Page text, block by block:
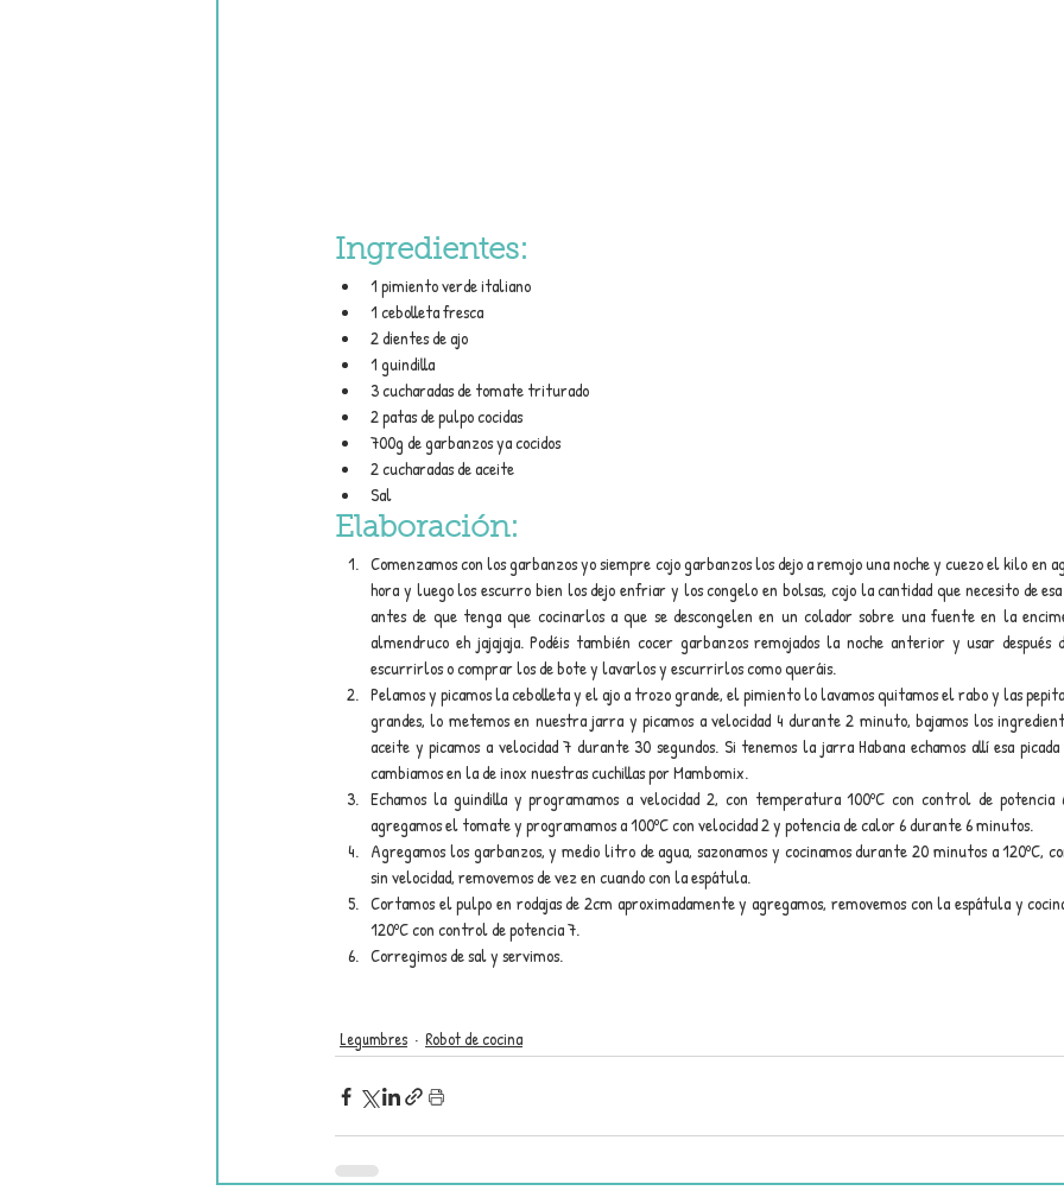
Ingredientes:
1 pimiento verde italiano
1 cebolleta fresca
2 dientes de ajo
1 guindilla
3 cucharadas de tomate triturado
2 patas de pulpo cocidas
700g de garbanzos ya cocidos
2 cucharadas de aceite
Sal
Elaboración:
Comenzamos con los garbanzos yo siempre cojo garbanzos los dejo a remojo una noche y cuezo el kilo en
hora y luego los escurro bien los dejo enfriar y los congelo en bolsas, cojo la cantidad que necesito de
antes de que tenga que cocinarlos a que se descongelen en un colador sobre una fuente en la
almendruco eh jajajaja. Podéis también cocer garbanzos remojados la noche anterior y usar
escurrirlos o comprar los de bote y lavarlos y escurrirlos como queráis.
Pelamos y picamos la cebolleta y el ajo a trozo grande, el pimiento lo lavamos quitamos el rabo y las
grandes, lo metemos en nuestra jarra y picamos a velocidad 4 durante 2 minuto, bajamos los
aceite y picamos a velocidad 7 durante 30 segundos. Si tenemos la jarra Habana echamos allí esa
cambiamos en la de inox nuestras cuchillas por Mambomix.
Echamos la guindilla y programamos a velocidad 2, con temperatura 100ºC con control de
agregamos el tomate y programamos a 100ºC con velocidad 2 y potencia de calor 6 durante 6 minutos.
Agregamos los garbanzos, y medio litro de agua, sazonamos y cocinamos durante 20 minutos a 120ºC,
sin velocidad, removemos de vez en cuando con la espátula.
Cortamos el pulpo en rodajas de 2cm aproximadamente y agregamos, removemos con la espátula y
120ºC con control de potencia 7.
Corregimos de sal y servimos.
Legumbres Robot de cocina